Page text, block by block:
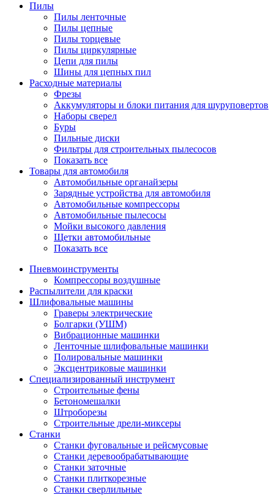
Пилы
Пилы ленточные
Пилы цепные
Пилы торцевые
Пилы циркулярные
Цепи для пилы
Шины для цепных пил
Расходные материалы
Фрезы
Аккумуляторы и блоки питания для шуруповертов
Наборы сверел
Буры
Пильные диски
Фильтры для строительных пылесосов
Показать все
Товары для автомобиля
Автомобильные органайзеры
Зарядные устройства для автомобиля
Автомобильные компрессоры
Автомобильные пылесосы
Мойки высокого давления
Щетки автомобильные
Показать все
Пневмоинструменты
Компрессоры воздушные
Распылители для краски
Шлифовальные машины
Граверы электрические
Болгарки (УШМ)
Вибрационные машинки
Ленточные шлифовальные машинки
Полировальные машинки
Эксцентриковые машинки
Специализированный инструмент
Строительные фены
Бетономешалки
Штроборезы
Строительные дрели-миксеры
Станки
Станки фуговальные и рейсмусовые
Станки деревообрабатывающие
Станки заточные
Станки плиткорезные
Станки сверлильные